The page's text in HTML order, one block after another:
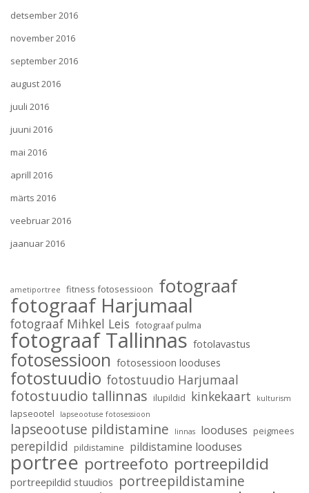
detsember 2016
november 2016
september 2016
august 2016
juuli 2016
juuni 2016
mai 2016
aprill 2016
märts 2016
veebruar 2016
jaanuar 2016
ametiportree fitness fotosessioon fotograaf
fotograaf Harjumaal
fotograaf Mihkel Leis fotograaf pulma
fotograaf Tallinnas fotolavastus
fotosessioon fotosessioon looduses
fotostuudio fotostuudio Harjumaal
fotostuudio tallinnas ilupildid kinkekaart kulturism
lapseootel lapseootuse fotosessioon
lapseootuse pildistamine linnas looduses peigmees
perepildid pildistamine pildistamine looduses
portree portreefoto portreepildid
portreepildid stuudios portreepildistamine